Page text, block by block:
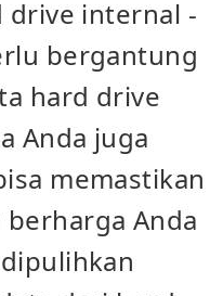
drive internal -
bergantung
hard drive
Anda juga
memastikan
Anda